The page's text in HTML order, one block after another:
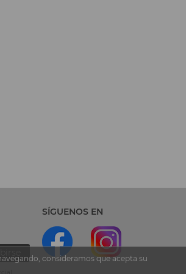
SÍGUENOS EN
consideramos que acepta su